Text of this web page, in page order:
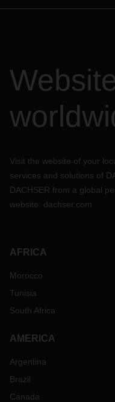
Visit the website of your
services and solutions of
DACHSER from a global
website: dachser.com
AFRICA
Morocco
Tunisia
South Africa
AMERICA
Argentina
Brazil
Canada